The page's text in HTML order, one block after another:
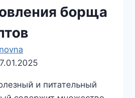
борща
и питательный